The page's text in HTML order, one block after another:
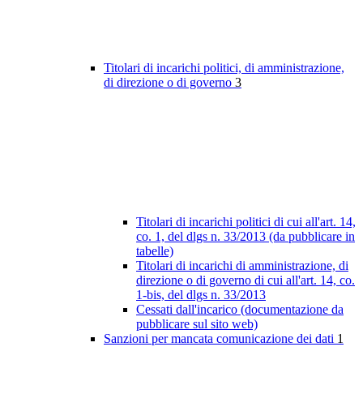
Titolari di incarichi politici, di amministrazione,
di direzione o di governo 3
Titolari di incarichi politici di cui all'art. 14,
co. 1, del dlgs n. 33/2013 (da pubblicare in
tabelle)
Titolari di incarichi di amministrazione, di
direzione o di governo di cui all'art. 14, co.
1-bis, del dlgs n. 33/2013
Cessati dall'incarico (documentazione da
pubblicare sul sito web)
Sanzioni per mancata comunicazione dei dati 1